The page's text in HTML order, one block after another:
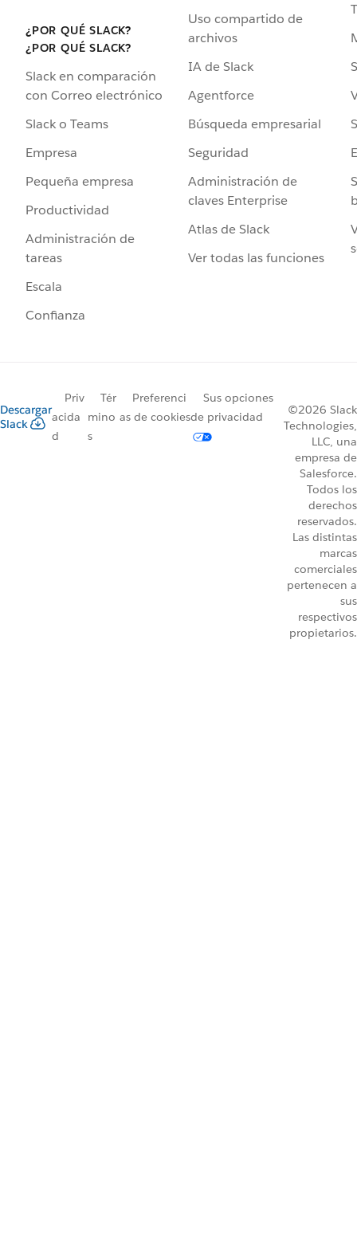
¿POR QUÉ SLACK?
¿POR QUÉ SLACK?
Slack en comparación
con Correo electrónico
Slack o Teams
Empresa
Pequeña empresa
Productividad
Administración de
tareas
Escala
Confianza
Uso compartido de
archivos
IA de Slack
Agentforce
Búsqueda empresarial
Seguridad
Administración de
claves Enterprise
Atlas de Slack
Ver todas las funciones
Descargar
Slack
Priv
acida
d
Tér
mino
s
Preferenci
as de cookies
Sus opciones
de privacidad
©2026 Slack
Technologies,
LLC, una
empresa de
Salesforce.
Todos los
derechos
reservados.
Las distintas
marcas
comerciales
pertenecen a
sus
respectivos
propietarios.